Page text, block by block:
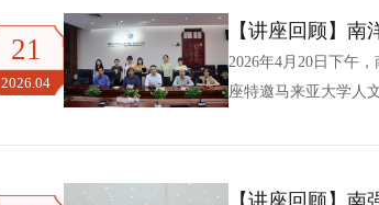
北京大学社会学系人
21
2026.04
【讲座回顾】南
研究的发展新
2026年4月20日下午
座特邀马来亚大学人
相关研究从西方观察
【讲座回顾】